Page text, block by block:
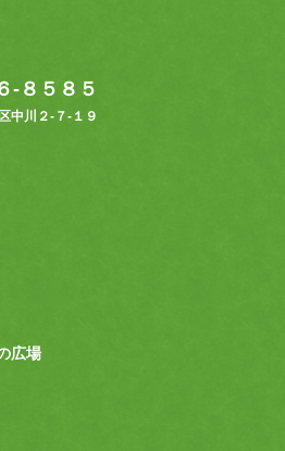
-８５８５
中川２-７-１９
広場